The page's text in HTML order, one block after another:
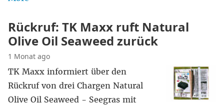
Rückruf: TK Maxx ruft Natural
Olive Oil Seaweed zurück
1 Monat ago
TK Maxx informiert über den
Rückruf von drei Chargen Natural
Olive Oil Seaweed - Seegras mit